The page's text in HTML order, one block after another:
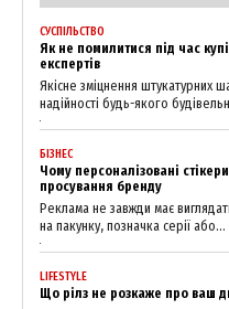
СУСПІЛЬСТВО
Як не помилитися під час
експертів
Якісне зміцнення штукатурних
надійності будь-якого
БІЗНЕС
Чому персоналізовані
просування бренду
Реклама не завжди має
на пакунку, позначка серії або...
LIFESTYLE
Що рілз не розкаже про ваш